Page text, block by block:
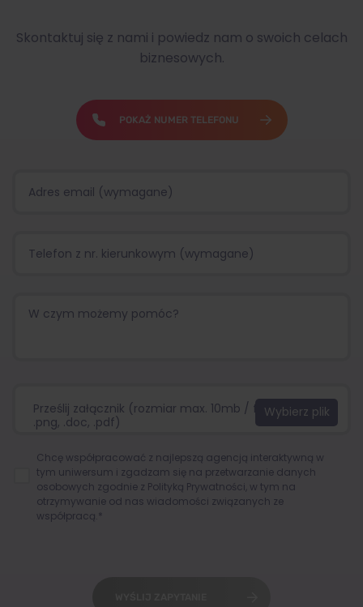
Skontaktuj się z nami i powiedz nam o swoich celach
biznesowych.
POKAŻ NUMER TELEFONU
Prześlij załącznik (rozmiar max. 10mb / format:.jpg,
.png, .doc, .pdf)
Chcę współpracować z najlepszą agencją interaktywną w
tym uniwersum i zgadzam się na przetwarzanie danych
osobowych zgodnie z Polityką Prywatności , w tym na
otrzymywanie od nas wiadomości związanych ze
współpracą.*